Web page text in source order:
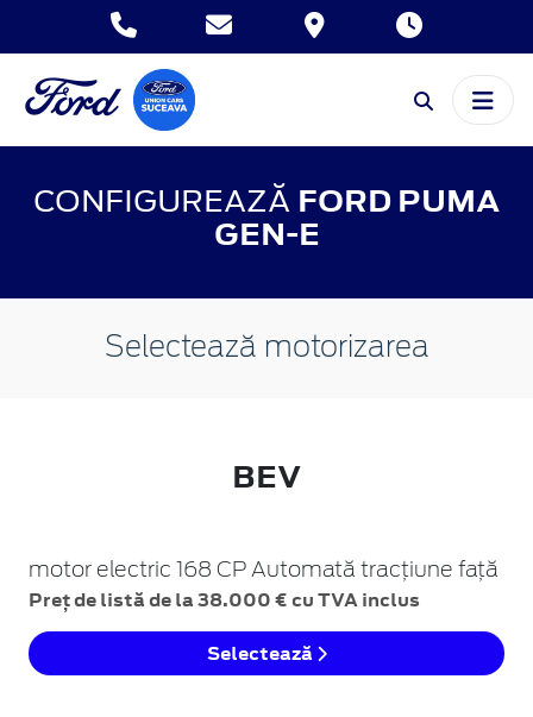
CONFIGUREAZĂ FORD PUMA
GEN-E
Selectează motorizarea
BEV
motor electric 168 CP Automată tracțiune față
Preț de listă de la 38.000 € cu TVA inclus
Selectează